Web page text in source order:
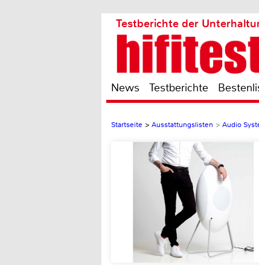
Testberichte der
News Testberichte
Startseite > Ausstattungslisten > Audio